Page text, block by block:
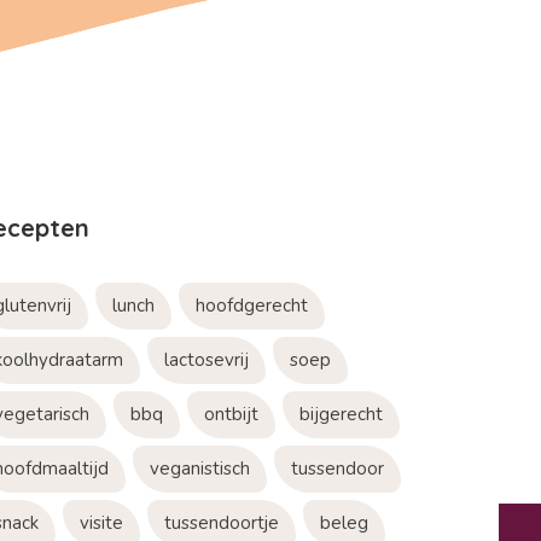
lunch hoofdgerecht
lactosevrij soep
bbq ontbijt bijgerecht
veganistisch tussendoor
visite tussendoortje beleg